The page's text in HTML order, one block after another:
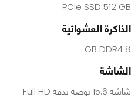
PCIe SSD 512 GB
الذاكرة العشوائية
8 GB DDR4
الشاشة
شاشة 15.6 بوصة بدقة Full HD